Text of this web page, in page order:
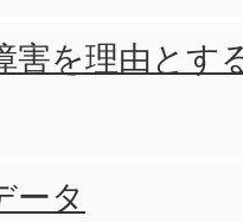
害を理由とす
ータ